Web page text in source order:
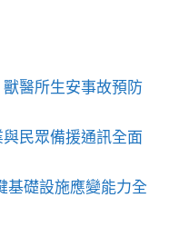
醫所生安事故預防
民眾備援通訊全面
基礎設施應變能力全